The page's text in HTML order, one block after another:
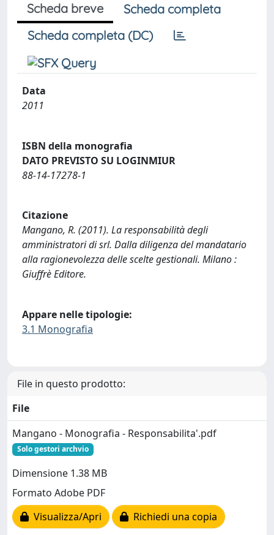
Scheda breve
Scheda completa
Scheda completa (DC)
Data
2011
ISBN della monografia
DATO PREVISTO SU LOGINMIUR
88-14-17278-1
Citazione
Mangano, R. (2011). La responsabilità degli
amministratori di srl. Dalla diligenza del mandatario
alla ragionevolezza delle scelte gestionali. Milano :
Giuffrè Editore.
Appare nelle tipologie:
3.1 Monografia
File in questo prodotto:
File
Mangano - Monografia - Responsabilita'.pdf
Solo gestori archvio
Dimensione 1.38 MB
Formato Adobe PDF
Visualizza/Apri
Richiedi una copia